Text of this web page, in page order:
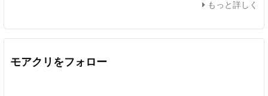
もっと詳しく
モアクリをフォロー